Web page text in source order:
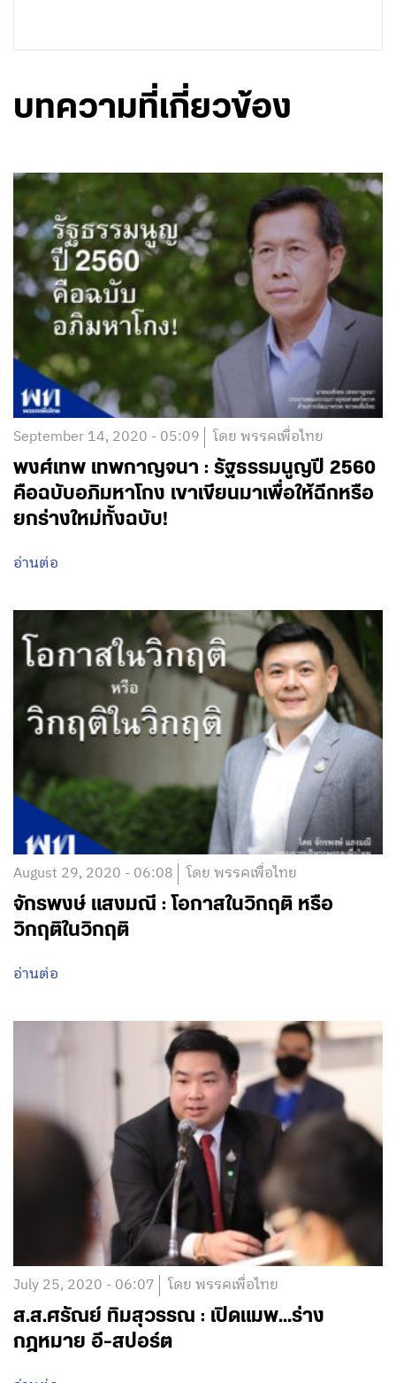
ต้องทำให้ได้” ส.ส.อนุรักษ์ บุญศล กล่าวทิ้งท้าย
Categories:วาไรตี้ ประจำสัปดาห์
บทความที่เกี่ยวข้อง
September 14, 2020 - 05:09 โดย พรรคเพื่อไทย
พงศ์เทพ เทพกาญจนา : รัฐธรรมนูญปี 2560
คือฉบับอภิมหาโกง เขาเขียนมาเพื่อให้ฉีกหรือ
ยกร่างใหม่ทั้งฉบับ!
อ่านต่อ
August 29, 2020 - 06:08 โดย พรรคเพื่อไทย
จักรพงษ์ แสงมณี : โอกาสในวิกฤติ หรือ
วิกฤติในวิกฤติ